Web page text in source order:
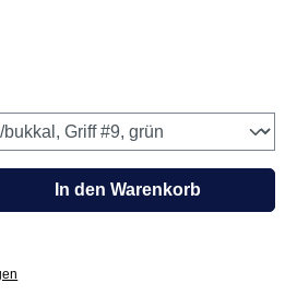
Gib den gewünschten
In den Warenkorb